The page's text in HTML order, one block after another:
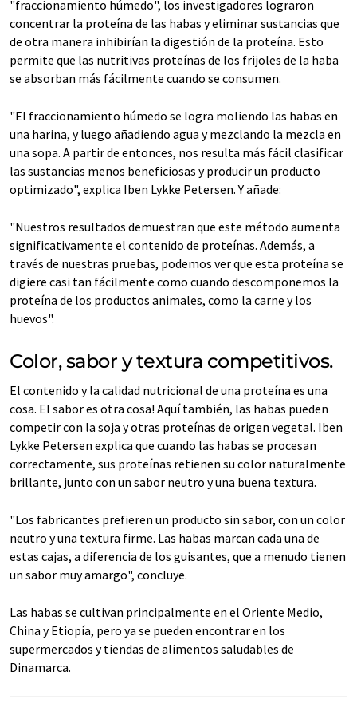
"fraccionamiento húmedo", los investigadores lograron
concentrar la proteína de las habas y eliminar sustancias que
de otra manera inhibirían la digestión de la proteína. Esto
permite que las nutritivas proteínas de los frijoles de la haba
se absorban más fácilmente cuando se consumen.
"El fraccionamiento húmedo se logra moliendo las habas en
una harina, y luego añadiendo agua y mezclando la mezcla en
una sopa. A partir de entonces, nos resulta más fácil clasificar
las sustancias menos beneficiosas y producir un producto
optimizado", explica Iben Lykke Petersen. Y añade:
"Nuestros resultados demuestran que este método aumenta
significativamente el contenido de proteínas. Además, a
través de nuestras pruebas, podemos ver que esta proteína se
digiere casi tan fácilmente como cuando descomponemos la
proteína de los productos animales, como la carne y los
huevos".
Color, sabor y textura competitivos.
El contenido y la calidad nutricional de una proteína es una
cosa. El sabor es otra cosa! Aquí también, las habas pueden
competir con la soja y otras proteínas de origen vegetal. Iben
Lykke Petersen explica que cuando las habas se procesan
correctamente, sus proteínas retienen su color naturalmente
brillante, junto con un sabor neutro y una buena textura.
"Los fabricantes prefieren un producto sin sabor, con un color
neutro y una textura firme. Las habas marcan cada una de
estas cajas, a diferencia de los guisantes, que a menudo tienen
un sabor muy amargo", concluye.
Las habas se cultivan principalmente en el Oriente Medio,
China y Etiopía, pero ya se pueden encontrar en los
supermercados y tiendas de alimentos saludables de
Dinamarca.